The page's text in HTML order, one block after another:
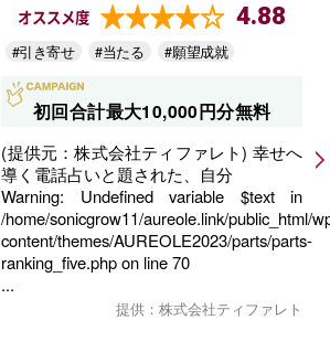
オススメ度 4.88
#引き寄せ #当たる #願望成就
初回合計最大10,000円分無料
(提供元：株式会社ティファレト) 幸せへ
導く電話占いと題された、自分
Warning: Undefined variable $text in
/home/sonicgrow11/aureole.link/public_html/
content/themes/AUREOLE2023/parts/parts-
ranking_five.phpon line70
...
提供：株式会社ティファレト